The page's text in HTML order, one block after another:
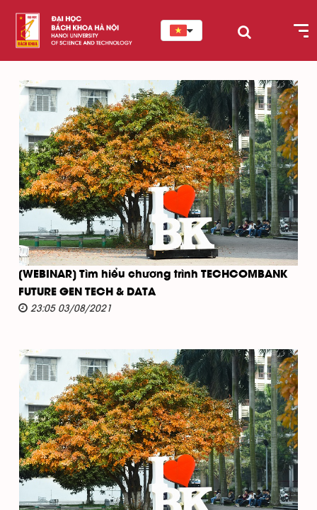
[WEBINAR] Tìm hiểu chương trình TECHCOMBANK
FUTURE GEN TECH & DATA
23:05 03/08/2021